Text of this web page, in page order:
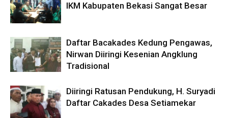
IKM Kabupaten Bekasi Sangat Besar
Daftar Bacakades Kedung Pengawas,
Nirwan Diiringi Kesenian Angklung
Tradisional
Diiringi Ratusan Pendukung, H. Suryadi
Daftar Cakades Desa Setiamekar